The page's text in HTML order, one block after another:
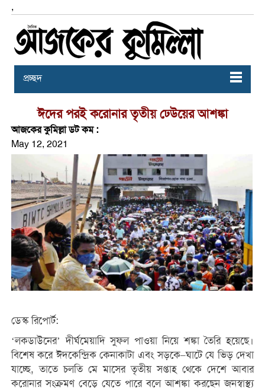
,
প্রচ্ছদ
ঈদের পরই করোনার তৃতীয় ঢেউয়ের আশঙ্কা
আজকের কুমিল্লা ডট কম :
May 12, 2021
ডেস্ক রিপোর্ট:
‘লকডাউনের’ দীর্ঘমেয়াদি সুফল পাওয়া নিয়ে শঙ্কা তৈরি হয়েছে।
বিশেষ করে ঈদকেন্দ্রিক কেনাকাটা এবং সড়কে–ঘাটে যে ভিড় দেখা
যাচ্ছে, তাতে চলতি মে মাসের তৃতীয় সপ্তাহ থেকে দেশে আবার
করোনার সংক্রমণ বেড়ে যেতে পারে বলে আশঙ্কা করছেন জনস্বাস্থ্য